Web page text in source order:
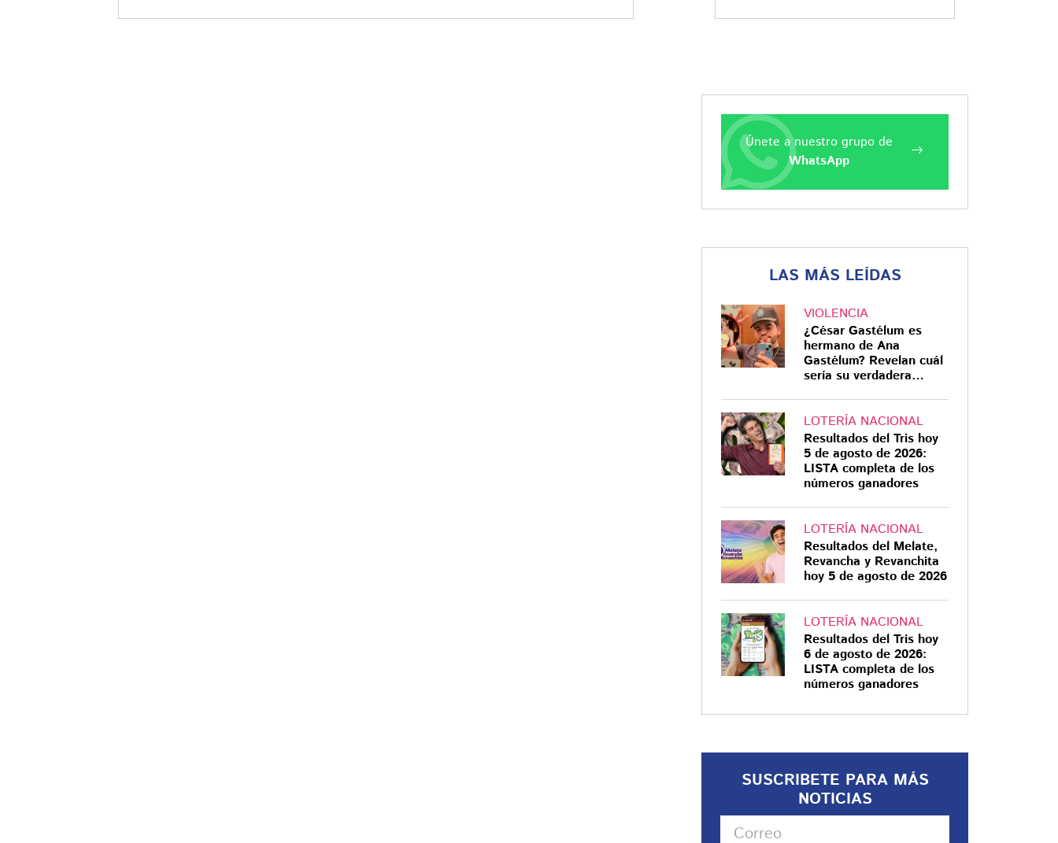
Únete a nuestro grupo de
WhatsApp
LAS MÁS LEÍDAS
VIOLENCIA
¿César Gastélum es
hermano de Ana
Gastélum? Revelan cuál
sería su verdadera
LOTERÍA NACIONAL
Resultados del Tris hoy
5 de agosto de 2026:
LISTA completa de los
números ganadores
LOTERÍA NACIONAL
Resultados del Melate,
Revancha y Revanchita
hoy 5 de agosto de 2026
LOTERÍA NACIONAL
Resultados del Tris hoy
6 de agosto de 2026:
LISTA completa de los
números ganadores
SUSCRIBETE PARA MÁS
NOTICIAS